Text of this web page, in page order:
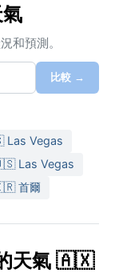
和預測。
比較 →
Vegas
Las Vegas
首爾
天氣 🇦🇽